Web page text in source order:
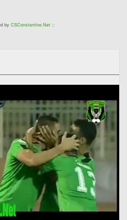
by CSConstantine.Net::